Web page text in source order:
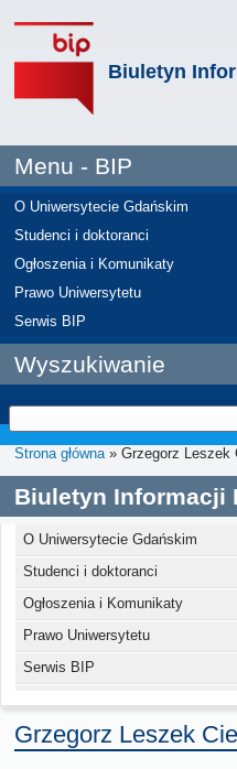
Biuletyn
Menu - BIP
O Uniwersytecie Gdańskim
Studenci i doktoranci
Ogłoszenia i Komunikaty
Prawo Uniwersytetu
Serwis BIP
Wyszukiwanie
Strona główna» Grzegorz Leszek
Biuletyn Informacji
O Uniwersytecie Gdańskim
Studenci i doktoranci
Ogłoszenia i Komunikaty
Prawo Uniwersytetu
Serwis BIP
Grzegorz Leszek